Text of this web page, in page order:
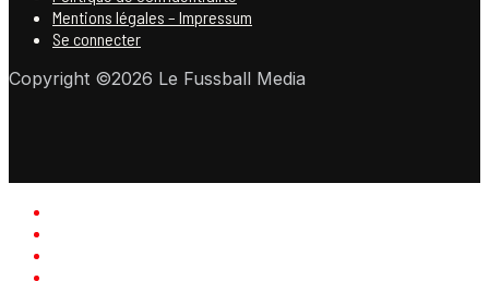
Mentions légales – Impressum
Se connecter
Copyright ©2026 Le Fussball Media